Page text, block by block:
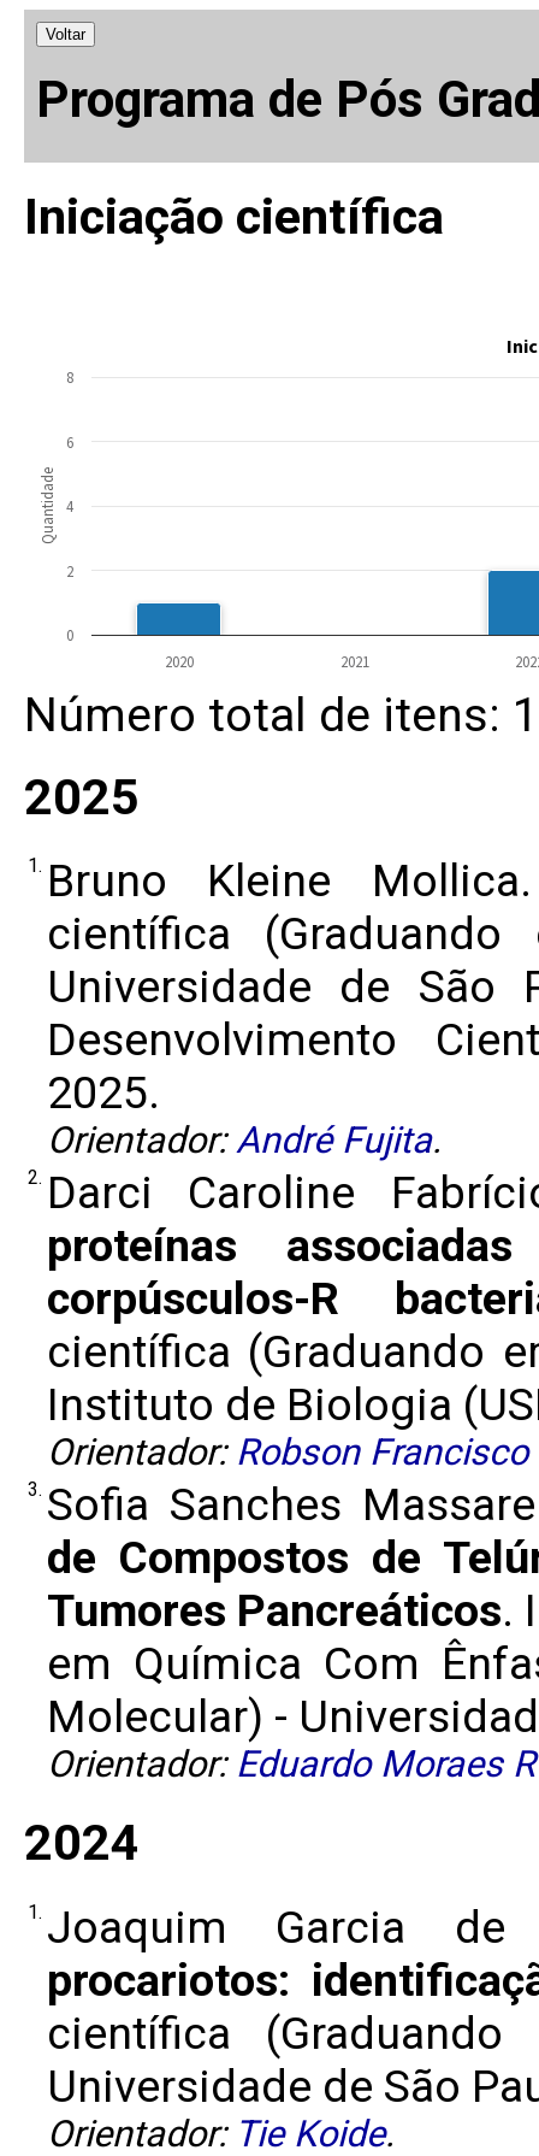
Voltar
Programa de Pós
Iniciação científica
Quantidade
2020 2021
0
2
4
6
8
Número total de itens:
2025
1. Bruno Kleine
científica
Universidade de São
Desenvolvimento
2025.
Orientador:André Fujita.
2. Darci Caroline
proteínas
corpúsculos-R
científica (Graduando
Instituto de Biologia
Orientador: Robson Francisco
3. Sofia Sanches
de Compostos de
Tumores Pancreáticos.
em Química Com
Molecular) -
Orientador: Eduardo Moraes
2024
1. Joaquim Garcia
procariotos:
científica
Universidade de São
Orientador: Tie Koide.